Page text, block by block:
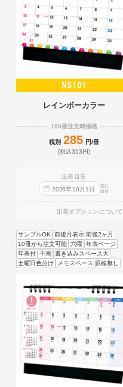
NS101
レインボーカラー
100冊注文時価格
税別 285 円/冊
(税込313円)
出荷目安
2026年10 月 1 日
迄に
出荷
出荷オプションについて
サンプルOK
前後月表示:前後2ヶ月
10冊から注文可能 六曜 年表ページ
年表付 干潮 書き込みスペース大
土曜日色分け
メモスペース:罫線無し